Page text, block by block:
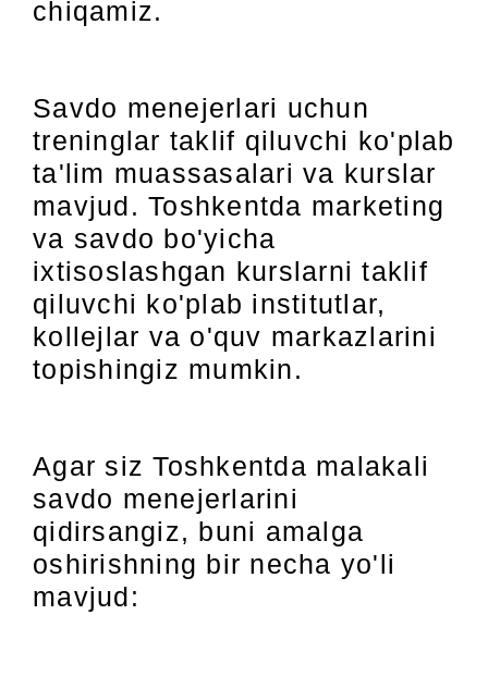
chiqamiz.
Savdo menejerlari uchun
treninglar taklif qiluvchi ko'plab
ta'lim muassasalari va kurslar
mavjud. Toshkentda marketing
va savdo bo'yicha
ixtisoslashgan kurslarni taklif
qiluvchi ko'plab institutlar,
kollejlar va o'quv markazlarini
topishingiz mumkin.
Agar siz Toshkentda malakali
savdo menejerlarini
qidirsangiz, buni amalga
oshirishning bir necha yo'li
mavjud: